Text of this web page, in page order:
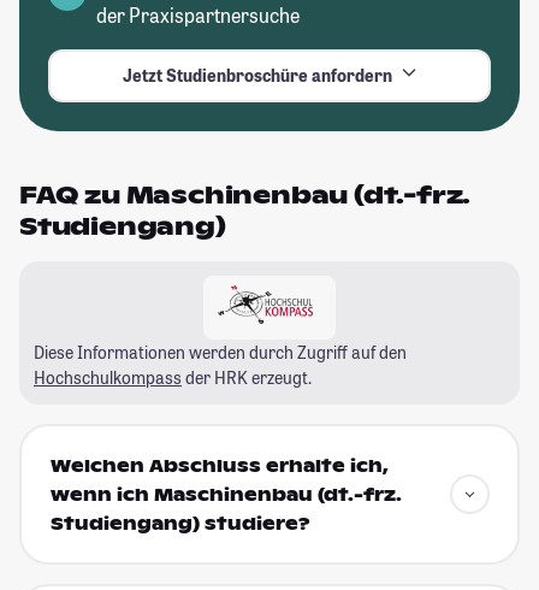
der Praxispartnersuche
Jetzt Studienbroschüre anfordern
FAQ zu Maschinenbau (dt.-frz.
Studiengang)
Diese Informationen werden durch Zugriff auf den
Hochschulkompass der HRK erzeugt.
Welchen Abschluss erhalte ich,
wenn ich Maschinenbau (dt.-frz.
Studiengang) studiere?